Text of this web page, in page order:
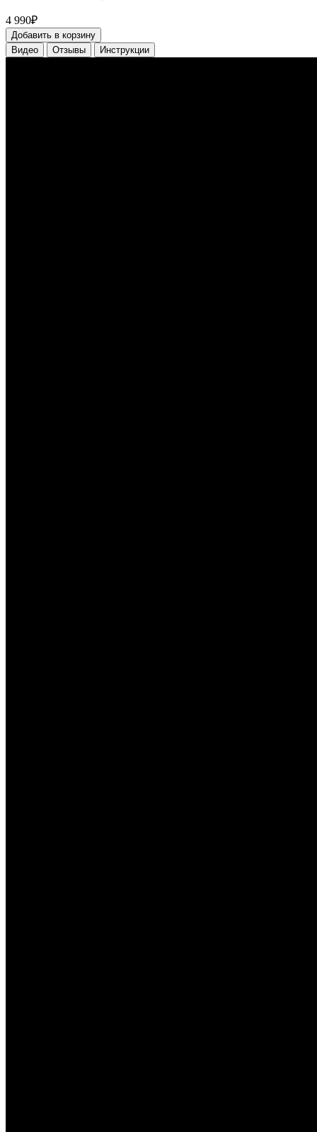
4 990₽
Добавить в корзину
Видео
Отзывы Инструкции